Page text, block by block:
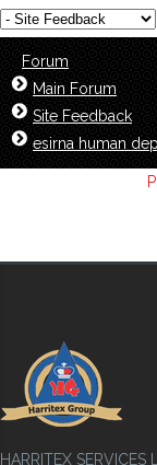
Forum
Main Forum
Site Feedback
esirna human
HARRITEX